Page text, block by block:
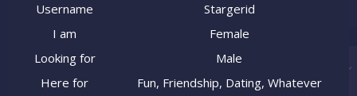
Username
Stargerid
I am
Female
Looking for
Male
Here for
Fun, Friendship, Dating, Whatever